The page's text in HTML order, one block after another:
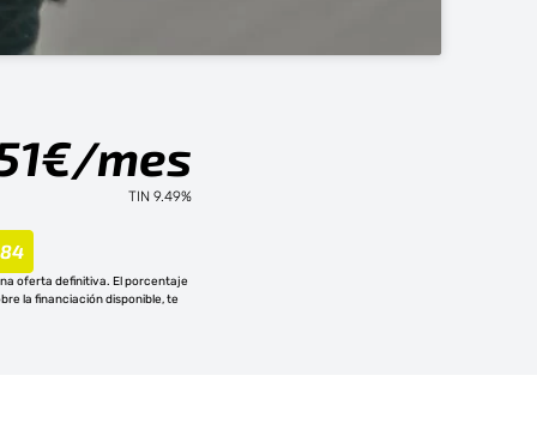
mes
TIN 9.49%
84
oferta definitiva. El porcentaje
la financiación disponible, te